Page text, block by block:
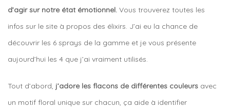
d’agir sur notre état émotionnel. Vous trouverez toutes les
infos sur le site à propos des élixirs. J’ai eu la chance de
découvrir les 6 sprays de la gamme et je vous présente
aujourd’hui les 4 que j’ai vraiment utilisés.
Tout d’abord, j’adore les flacons de différentes couleurs avec
un motif floral unique sur chacun, ça aide à identifier